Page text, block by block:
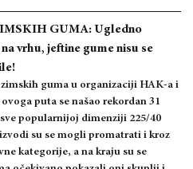
GUMA: Ugledno
vrhu, jeftine gume nisu se
guma u organizaciji HAK-a i
puta se našao rekordan 31
popularnijoj dimenziji 225/40
su se mogli promatrati i kroz
kategorije, a na kraju su se